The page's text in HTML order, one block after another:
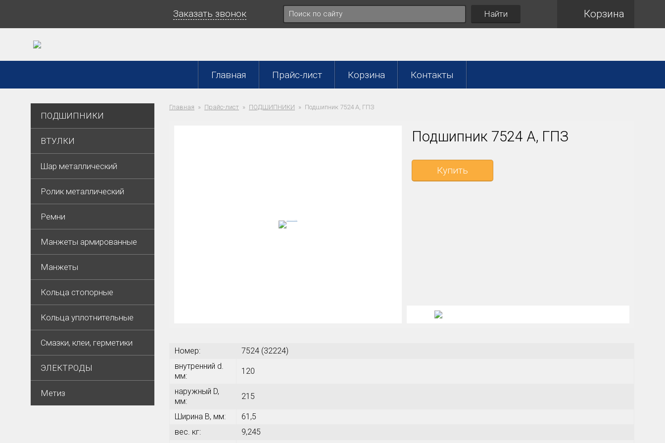
Заказать звонок Найти Корзина
Главная Прайс-лист Корзина Контакты
ПОДШИПНИКИ
ВТУЛКИ
Шар металлический
Ролик металлический
Ремни
Манжеты армированные
Манжеты
Кольца стопорные
Кольца уплотнительные
Смазки, клеи, герметики
ЭЛЕКТРОДЫ
Метиз
Главная Прайс-лист ПОДШИПНИКИ Подшипник 7524 А, ГПЗ
Подшипник 7524 А, ГПЗ
Купить
Номер:
7524 (32224)
внутренний d.
мм:
120
наружный D,
мм:
215
Ширина В, мм:
61,5
вес. кг:
9,245